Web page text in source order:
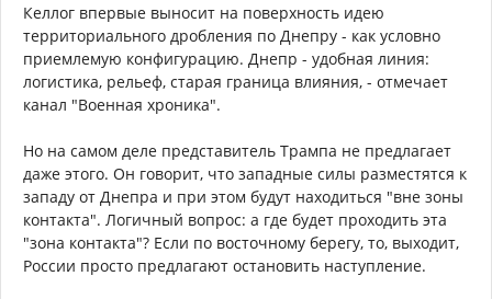
Келлог впервые выносит на поверхность идею
территориального дробления по Днепру - как условно
приемлемую конфигурацию. Днепр - удобная линия:
логистика, рельеф, старая граница влияния, - отмечает
канал "Военная хроника".
Но на самом деле представитель Трампа не предлагает
даже этого. Он говорит, что западные силы разместятся к
западу от Днепра и при этом будут находиться "вне зоны
контакта". Логичный вопрос: а где будет проходить эта
"зона контакта"? Если по восточному берегу, то, выходит,
России просто предлагают остановить наступление.